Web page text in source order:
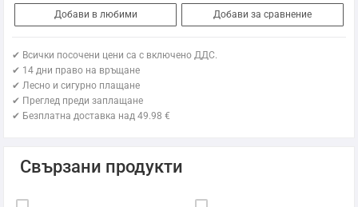
Добави в любими Добави за сравнение
✔ Всички посочени цени са с включено ДДС.
✔ 14 дни право на връщане
✔ Лесно и сигурно плащане
✔ Преглед преди заплащане
✔ Безплатна доставка над 49.98 €
Свързани продукти